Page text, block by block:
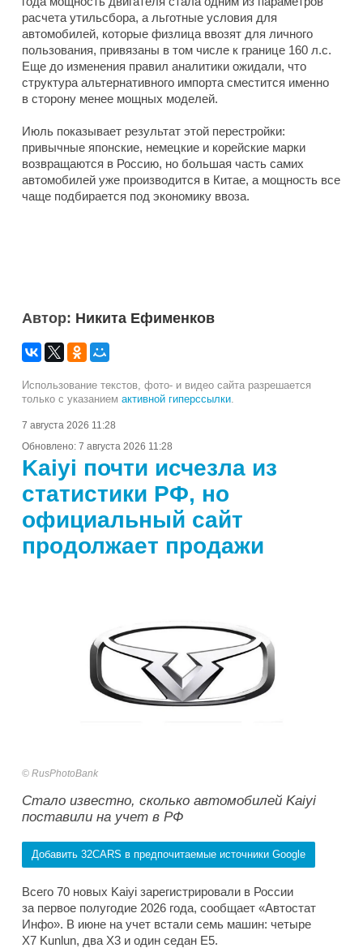
расчета утильсбора, а льготные условия для
автомобилей, которые физлица ввозят для личного
пользования, привязаны в том числе к границе 160 л.с.
Еще до изменения правил аналитики ожидали, что
структура альтернативного импорта сместится именно
в сторону менее мощных моделей.
Июль показывает результат этой перестройки:
привычные японские, немецкие и корейские марки
возвращаются в Россию, но большая часть самих
автомобилей уже производится в Китае, а мощность все
чаще подбирается под экономику ввоза.
Автор: Никита Ефименков
Использование текстов, фото- и видео сайта разрешается
только с указанием активной гиперссылки.
7 августа 2026 11:28
Обновлено: 7 августа 2026 11:28
Kaiyi почти исчезла из
статистики РФ, но
официальный сайт
продолжает продажи
RusPhotoBank
Стало известно, сколько автомобилей Kaiyi
поставили на учет в РФ
Добавить 32CARS в предпочитаемые источники Google
Всего 70 новых Kaiyi зарегистрировали в России
за первое полугодие 2026 года, сообщает «Автостат
Инфо». В июне на учет встали семь машин: четыре
X7 Kunlun, два X3 и один седан E5.